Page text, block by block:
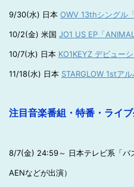
9/30(水) 日本 OWV 13thシングル
10/2(金) 米国 JO1 US EP「ANIMAL
10/7(水) 日本 KO1KEYZ デビュー
11/18(水) 日本 STARGLOW 1stア
注目音楽番組・特番・ライ
8/7(金) 24:59～ 日本テレビ系「バ
AENなどが出演）